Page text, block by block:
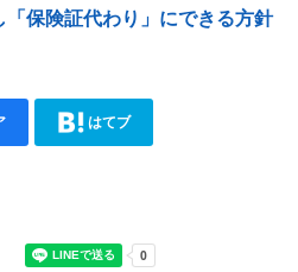
保険証代わり」にできる方針
はてブ